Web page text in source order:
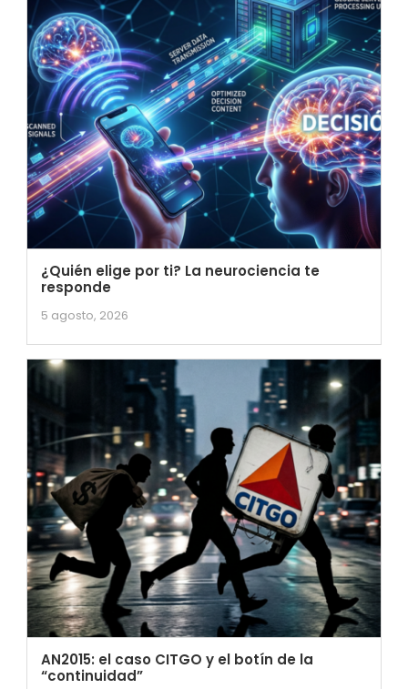
¿Quién elige por ti? La neurociencia te
responde
5 agosto, 2026
AN2015: el caso CITGO y el botín de la
“continuidad”